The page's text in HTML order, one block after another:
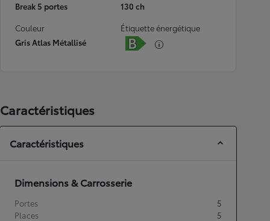
Break 5 portes
130 ch
Couleur
Gris Atlas Métallisé
Étiquette énergétique
Caractéristiques
Caractéristiques
Dimensions & Carrosserie
Portes
5
Places
5